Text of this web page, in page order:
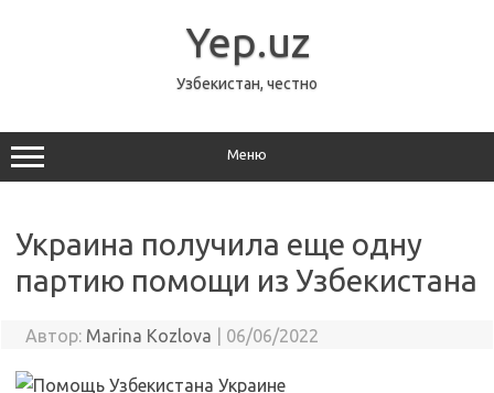
Yep.uz
Узбекистан, честно
Меню
Украина получила еще одну
партию помощи из Узбекистана
Автор: Marina Kozlova 06/06/2022